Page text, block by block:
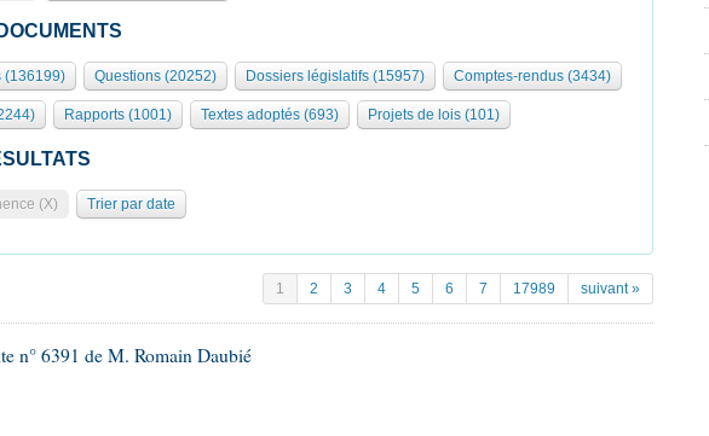
(136199) Questions (20252) Dossiers législatifs (15957) Comptes-rendus (3434)
Rapports (1001) Textes adoptés (693) Projets de lois (101)
(X) Trier par date
1 2 3 4 5 6 7 17989 suivant »
n° 6391 de M. Romain Daubié